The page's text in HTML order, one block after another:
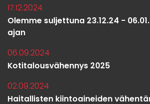
17.12.2024
Olemme suljettuna 23.12.24 -
ajan
06.09.2024
Kotitalousvähennys 2025
02.09.2024
Haitallisten kiintoaineiden